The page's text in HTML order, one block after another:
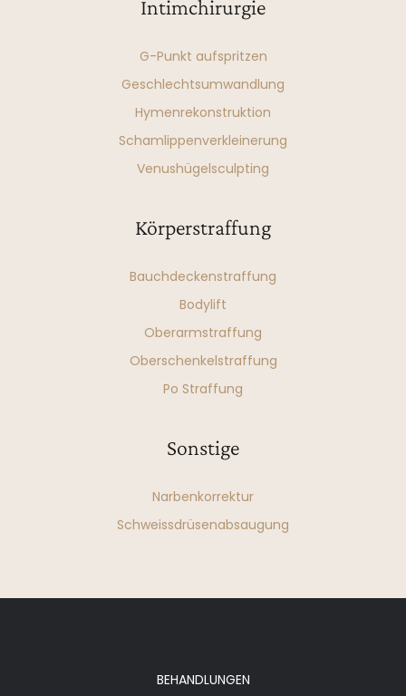
Intimchirurgie
G-Punkt aufspritzen
Geschlechtsumwandlung
Hymenrekonstruktion
Schamlippenverkleinerung
Venushügelsculpting
Körperstraffung
Bauchdeckenstraffung
Bodylift
Oberarmstraffung
Oberschenkelstraffung
Po Straffung
Sonstige
Narbenkorrektur
Schweissdrüsenabsaugung
BEHANDLUNGEN